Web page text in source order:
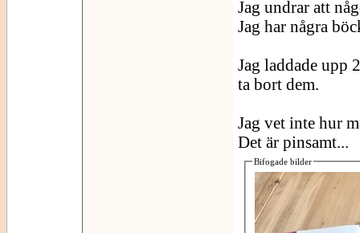
Jag undrar att
Jag har några
Jag laddade upp
ta bort dem.
Jag vet inte hur
Det är pinsamt...
Bifogade bilder